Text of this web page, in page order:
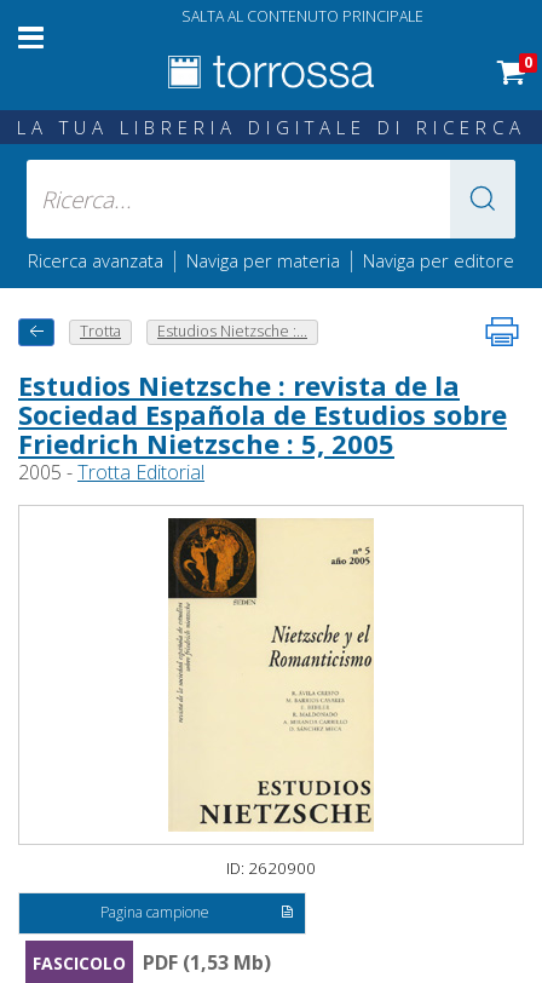
SALTA AL CONTENUTO PRINCIPALE
0
LA TUA LIBRERIA DIGITALE DI RICERCA
Ricerca avanzata | Naviga per materia | Naviga per editore
Trotta Estudios Nietzsche :...
Estudios Nietzsche : revista de la
Sociedad Española de Estudios sobre
Friedrich Nietzsche : 5, 2005
2005 -Trotta Editorial
ID: 2620900
Pagina campione
FASCICOLO
PDF (1,53 Mb)